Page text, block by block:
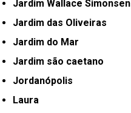
Jardim Wallace Simonsen
Jardim das Oliveiras
Jardim do Mar
Jardim são caetano
Jordanópolis
Laura